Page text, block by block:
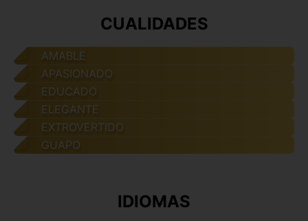
CUALIDADES
AMABLE
APASIONADO
EDUCADO
ELEGANTE
EXTROVERTIDO
GUAPO
IDIOMAS